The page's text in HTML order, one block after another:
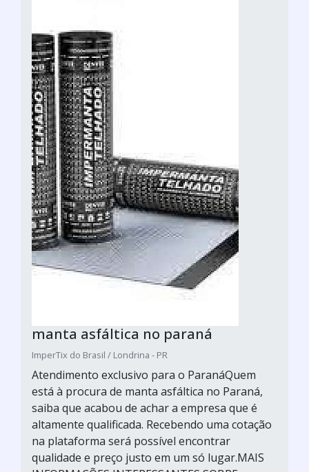
manta asfáltica no paraná
ImperTix do Brasil / Londrina - PR
Atendimento exclusivo para o ParanáQuem
está à procura de manta asfáltica no Paraná,
saiba que acabou de achar a empresa que é
altamente qualificada. Recebendo uma cotação
na plataforma será possível encontrar
qualidade e preço justo em um só lugar.MAIS